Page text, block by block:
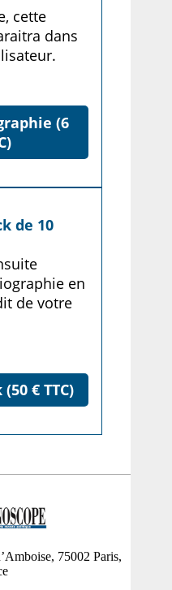
cette
dans
(6
de 10
en
de votre
€ TTC)
75002 Paris,